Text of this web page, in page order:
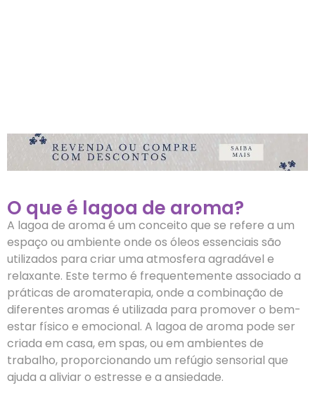
O que é lagoa de aroma?
A lagoa de aroma é um conceito que se refere a um
espaço ou ambiente onde os óleos essenciais são
utilizados para criar uma atmosfera agradável e
relaxante. Este termo é frequentemente associado a
práticas de aromaterapia, onde a combinação de
diferentes aromas é utilizada para promover o bem-
estar físico e emocional. A lagoa de aroma pode ser
criada em casa, em spas, ou em ambientes de
trabalho, proporcionando um refúgio sensorial que
ajuda a aliviar o estresse e a ansiedade.